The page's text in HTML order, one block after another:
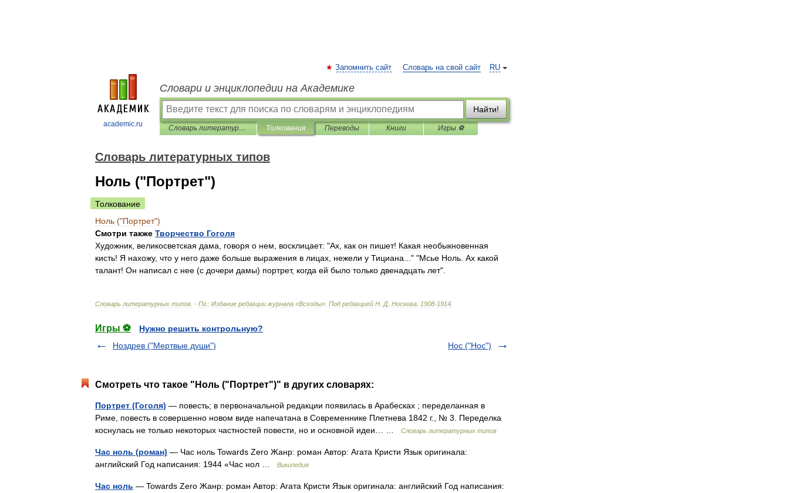
academic.ru
RU
Запомнить сайт Словарь на свой сайт
Словари и энциклопедии на Академике
Найти!
Словарь литературных типов Толкования Переводы Книги Игры ⚽
Словарь литературных типов
Ноль ("Портрет")
Толкование
Ноль ("Портрет")
Смотри также Творчество Гоголя
Художник великосветская дама говоря о нем восклицает: "Ах как он пишет! Какая необыкновенная
кисть! Я нахожу, что у него даже больше выражения в лицах нежели у Тициана ..." "Мсье Ноль Ах какой
талант! Он написал с нее (с дочери дамы) портрет, когда ей было только двенадцать лет".
Словарь литературных типов . - Пг : Издание редакции журнала «Всходы» Под редакцией Н Д Носкова 1908-1914
Игры ⚽
Нужно решить контрольную?
Ноздрев ("Мертвые души")
Нос ("Нос")
Смотреть что такое "Ноль ("Портрет")" в других словарях:
Портрет (Гоголя) — повесть; в первоначальной редакции появилась в Арабесках ; переделанная в
Риме, повесть в совершенно новом виде напечатана в Современнике Плетнева 1842 г., № 3. Переделка
коснулась не только некоторых частностей повести, но и основной идеи… …
Словарь литературных типов
Час ноль (роман) — Час ноль Towards Zero Жанр: роман Автор: Агата Кристи Язык оригинала:
английский Год написания: 1944 «Час нол …
Википедия
Час ноль — Towards Zero Жанр: роман Автор: Агата Кристи Язык оригинала: английский Год написания: